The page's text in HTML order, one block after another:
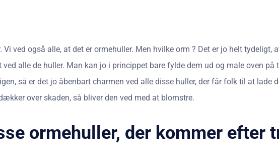
ved også alle, at det er ormehuller. Men hvilke orm ? Det er jo helt tydeligt,
alle de huller. Man kan jo i princippet bare fylde dem ud og male oven
så er det jo åbenbart charmen ved alle disse huller, der får folk til at lade
over skaden, så bliver den ved med at blomstre.
ormehuller, der kommer efter